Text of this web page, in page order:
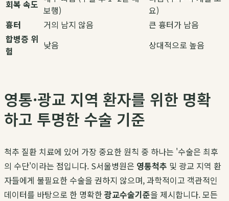
회복 속도 보행)
요)
흉터
거의 남지 않음
큰 흉터가 남음
합병증 위
험
낮음 상대적으로 높음
영통·광교 지역 환자를 위한 명확
하고 투명한 수술 기준
척추 질환 치료에 있어 가장 중요한 원칙 중 하나는 '수술은 최후
의 수단'이라는 점입니다. S서울병원은 영통척추 및 광교 지역 환
자들에게 불필요한 수술을 권하지 않으며, 과학적이고 객관적인
데이터를 바탕으로 한 명확한광교수술기준을 제시합니다. 모든